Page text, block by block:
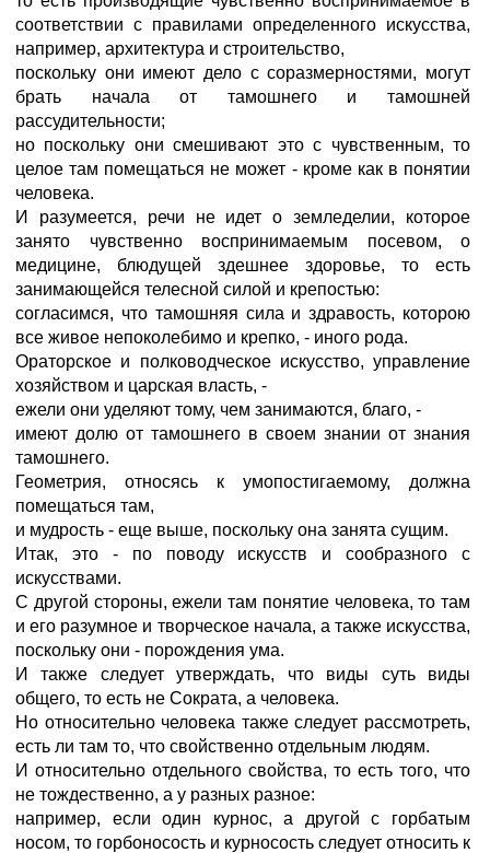
соответствии с правилами определенного искусства,
например, архитектура и строительство,
поскольку они имеют дело с соразмерностями, могут
брать начала от тамошнего и тамошней
рассудительности;
но поскольку они смешивают это с чувственным, то
целое там помещаться не может - кроме как в понятии
человека.
И разумеется, речи не идет о земледелии, которое
занято чувственно воспринимаемым посевом, о
медицине, блюдущей здешнее здоровье, то есть
занимающейся телесной силой и крепостью:
согласимся, что тамошняя сила и здравость, которою
все живое непоколебимо и крепко, - иного рода.
Ораторское и полководческое искусство, управление
хозяйством и царская власть, -
ежели они уделяют тому, чем занимаются, благо, -
имеют долю от тамошнего в своем знании от знания
тамошнего.
Геометрия, относясь к умопостигаемому, должна
помещаться там,
и мудрость - еще выше, поскольку она занята сущим.
Итак, это - по поводу искусств и сообразного с
искусствами.
С другой стороны, ежели там понятие человека, то там
и его разумное и творческое начала, а также искусства,
поскольку они - порождения ума.
И также следует утверждать, что виды суть виды
общего, то есть не Сократа, а человека.
Но относительно человека также следует рассмотреть,
есть ли там то, что свойственно отдельным людям.
И относительно отдельного свойства, то есть того, что
не тождественно, а у разных разное:
например, если один курнос, а другой с горбатым
носом, то горбоносость и курносость следует относить к